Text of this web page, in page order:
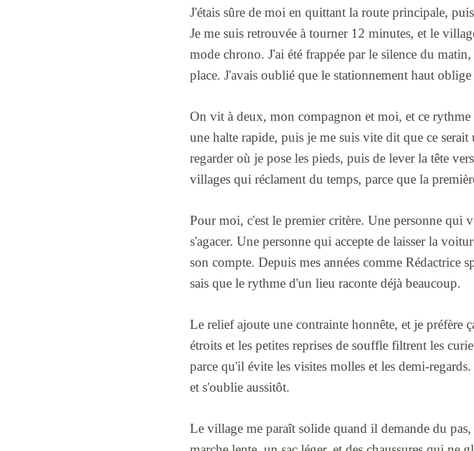
J'étais sûre de moi en quittant la route principale,
Je me suis retrouvée à tourner 12 minutes, et le
mode chrono. J'ai été frappée par le silence du
place. J'avais oublié que le stationnement haut
On vit à deux, mon compagnon et moi, et ce
une halte rapide, puis je me suis vite dit que ce
regarder où je pose les pieds, puis de lever la tête
villages qui réclament du temps, parce que la
Pour moi, c'est le premier critère. Une personne qui
s'agacer. Une personne qui accepte de laisser la
son compte. Depuis mes années comme Rédactrice
sais que le rythme d'un lieu raconte déjà beaucoup.
Le relief ajoute une contrainte honnête, et je préfère
étroits et les petites reprises de souffle filtrent les
parce qu'il évite les visites molles et les demi-
et s'oublie aussitôt.
Le village me paraît solide quand il demande du